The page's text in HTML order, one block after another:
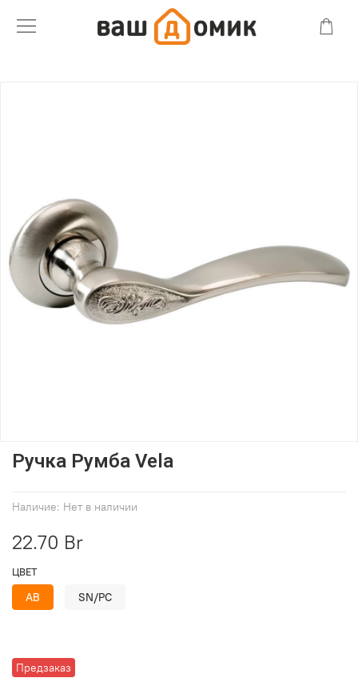
Наличие: Нет в наличии
Предзаказ
Ручка Румба Vela
22.70 Br
ЦВЕТ
AB SN/PC